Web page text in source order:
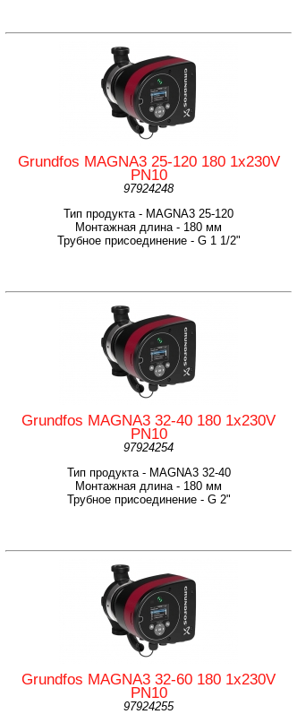
Grundfos MAGNA3 25-120 180 1x230V
PN10
97924248
Тип продукта - MAGNA3 25-120
Монтажная длина - 180 мм
Трубное присоединение - G 1 1/2"
Grundfos MAGNA3 32-40 180 1x230V
PN10
97924254
Тип продукта - MAGNA3 32-40
Монтажная длина - 180 мм
Трубное присоединение - G 2"
Grundfos MAGNA3 32-60 180 1x230V
PN10
97924255